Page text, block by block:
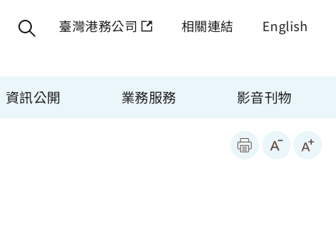
臺灣港務公司 相關連結 English
資訊公開 業務服務 影音刊物